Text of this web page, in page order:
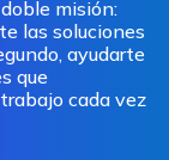
misión:
las soluciones
ayudarte
que
cada vez